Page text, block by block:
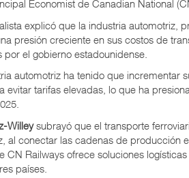
Economist de Canadian National
explicó que la industria automotriz,
presión creciente en sus costos de
por el gobierno estadounidense.
automotriz ha tenido que incrementar
evitar tarifas elevadas, lo que ha
Willeysubrayó que el transporte
al conectar las cadenas de producción
CN Railways ofrece soluciones
países.